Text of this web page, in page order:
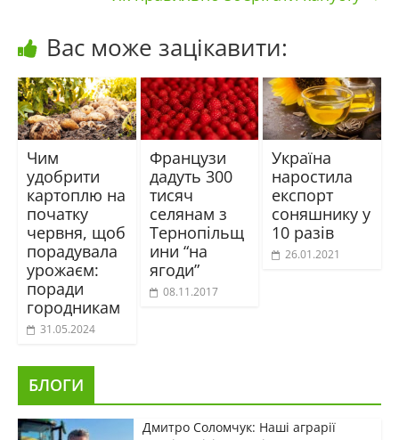
Вас може зацікавити:
Чим
удобрити
картоплю на
початку
червня, щоб
порадувала
урожаєм:
поради
городникам
31.05.2024
Французи
дадуть 300
тисяч
селянам з
Тернопільщ
ини “на
ягоди”
08.11.2017
Україна
наростила
експорт
соняшнику у
10 разів
26.01.2021
БЛОГИ
Дмитро Соломчук: Наші аграрії